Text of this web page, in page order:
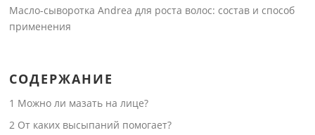
Масло-сыворотка Andrea для роста волос: состав и способ
применения
СОДЕРЖАНИЕ
1 Можно ли мазать на лице?
2 От каких высыпаний помогает?